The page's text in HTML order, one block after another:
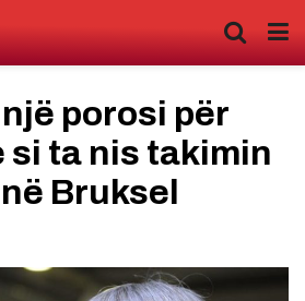
porosi për
si ta nis takimin
Bruksel